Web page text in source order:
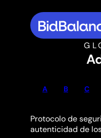
A B C
Protocolo de
autenticidad de